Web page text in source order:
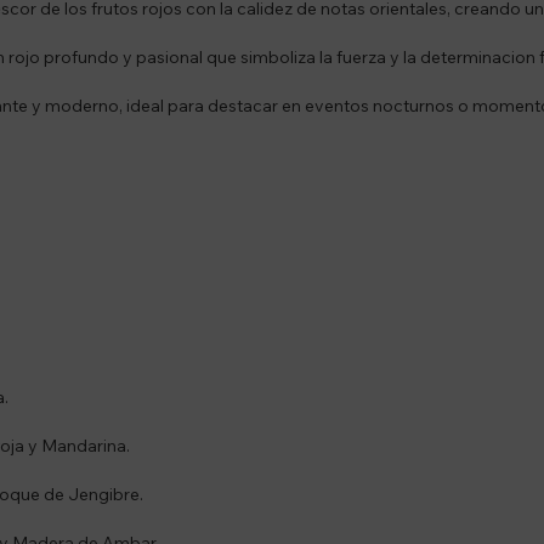
de los frutos rojos con la calidez de notas orientales, creando
profundo y pasional que simboliza la fuerza y la determinacion
y moderno, ideal para destacar en eventos nocturnos o
y Mandarina.
de Jengibre.